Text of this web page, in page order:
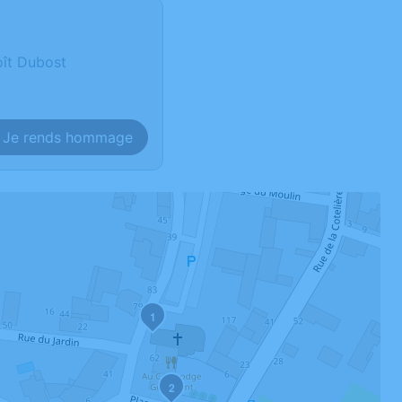
Dubost
Je rends hommage
1
2